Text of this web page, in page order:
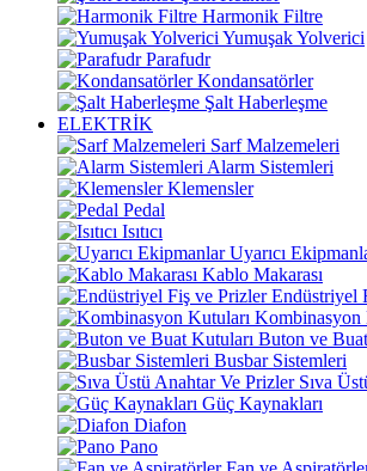
Harmonik Filtre
Yumuşak Yolverici
Parafudr
Kondansatörler
Şalt Haberleşme
ELEKTRİK
Sarf Malzemeleri
Alarm Sistemleri
Klemensler
Pedal
Isıtıcı
Uyarıcı
Kablo Makarası
Endüstriyel
Kombinasyon
Buton ve
Busbar Sistemleri
Sıva
Güç Kaynakları
Diafon
Pano